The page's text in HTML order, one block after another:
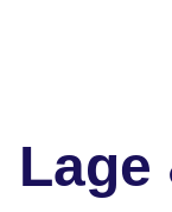
Lage